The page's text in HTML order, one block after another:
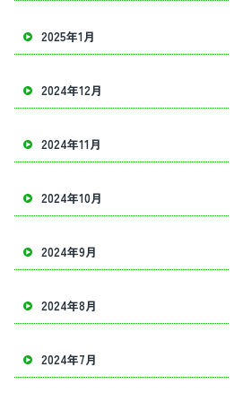
2025年1月
2024年12月
2024年11月
2024年10月
2024年9月
2024年8月
2024年7月